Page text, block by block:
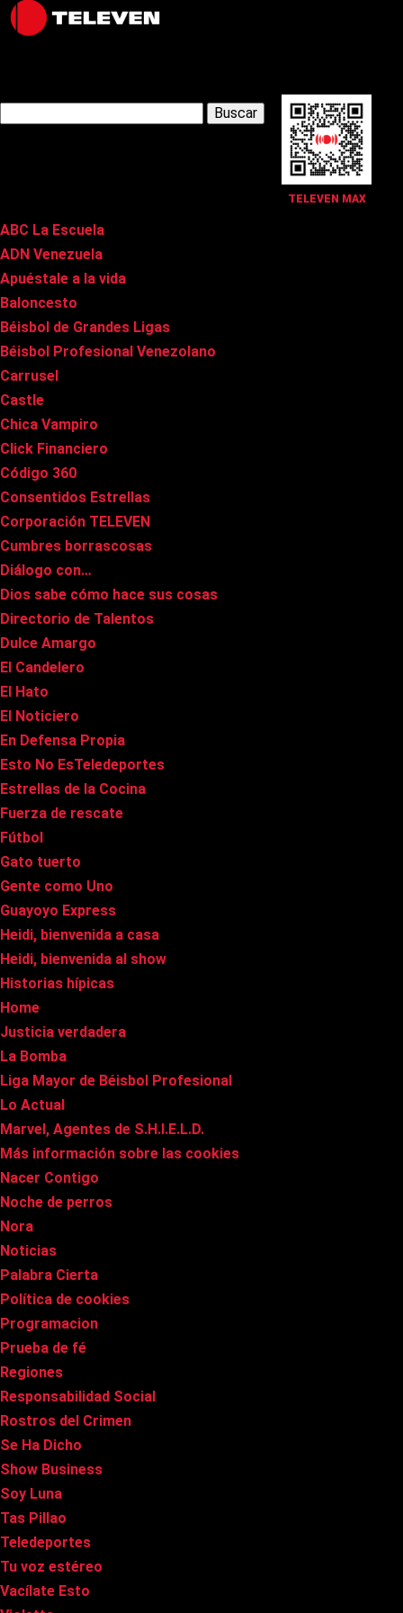
TELEVEN MAX
Latest Posts
ABC La Escuela
ADN Venezuela
Apuéstale a la vida
Baloncesto
Béisbol de Grandes Ligas
Béisbol Profesional Venezolano
Carrusel
Castle
Chica Vampiro
Click Financiero
Código 360
Consentidos Estrellas
Corporación TELEVEN
Cumbres borrascosas
Diálogo con…
Dios sabe cómo hace sus cosas
Directorio de Talentos
Dulce Amargo
El Candelero
El Hato
El Noticiero
En Defensa Propia
Esto No EsTeledeportes
Estrellas de la Cocina
Fuerza de rescate
Fútbol
Gato tuerto
Gente como Uno
Guayoyo Express
Heidi, bienvenida a casa
Heidi, bienvenida al show
Historias hípicas
Home
Justicia verdadera
La Bomba
Liga Mayor de Béisbol Profesional
Lo Actual
Marvel, Agentes de S.H.I.E.L.D.
Más información sobre las cookies
Nacer Contigo
Noche de perros
Nora
Noticias
Palabra Cierta
Política de cookies
Programacion
Prueba de fé
Regiones
Responsabilidad Social
Rostros del Crimen
Se Ha Dicho
Show Business
Soy Luna
Tas Pillao
Teledeportes
Tu voz estéreo
Vacílate Esto